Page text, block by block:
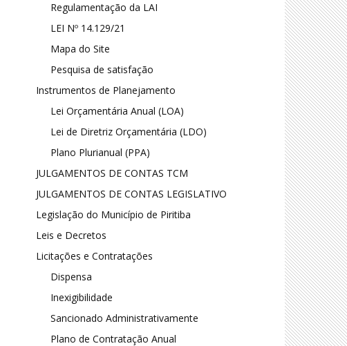
Regulamentação da LAI
LEI Nº 14.129/21
Mapa do Site
Pesquisa de satisfação
Instrumentos de Planejamento
Lei Orçamentária Anual (LOA)
Lei de Diretriz Orçamentária (LDO)
Plano Plurianual (PPA)
JULGAMENTOS DE CONTAS TCM
JULGAMENTOS DE CONTAS LEGISLATIVO
Legislação do Município de Piritiba
Leis e Decretos
Licitações e Contratações
Dispensa
Inexigibilidade
Sancionado Administrativamente
Plano de Contratação Anual